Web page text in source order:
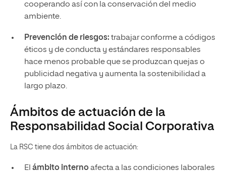
cooperando así con la conservación del medio
ambiente.
Prevención de riesgos: trabajar conforme a códigos
éticos y de conducta y estándares responsables
hace menos probable que se produzcan quejas o
publicidad negativa y aumenta la sostenibilidad a
largo plazo.
Ámbitos de actuación de la
Responsabilidad Social Corporativa
La RSC tiene dos ámbitos de actuación:
El ámbito internoafecta a las condiciones laborales